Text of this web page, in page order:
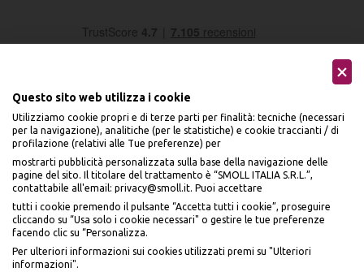
Accettiamo
Seguici sui social
Questo sito web utilizza i cookie
Utilizziamo cookie propri e di terze parti per finalità: tecniche (necessari
per la navigazione), analitiche (per le statistiche) e cookie traccianti / di
profilazione (relativi alle Tue preferenze) per
mostrarti pubblicità personalizzata sulla base della navigazione delle
pagine del sito. Il titolare del trattamento è “SMOLL ITALIA S.R.L.”,
contattabile all'email: privacy@smoll.it. Puoi accettare
tutti i cookie premendo il pulsante “Accetta tutti i cookie”, proseguire
cliccando su “Usa solo i cookie necessari" o gestire le tue preferenze
facendo clic su “Personalizza.
Per ulteriori informazioni sui cookies utilizzati premi su "Ulteriori
informazioni".
BENVENUTO DA
PIÙME